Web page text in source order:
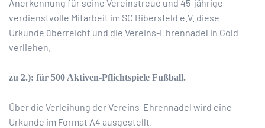
Anerkennung für seine Vereinstreue und 45-jährige
verdienstvolle Mitarbeit im SC Bibersfeld e.V. diese
Urkunde überreicht und die Vereins-Ehrennadel in Gold
verliehen.
zu 2.): für 500 Aktiven-Pflichtspiele Fußball.
Über die Verleihung der Vereins-Ehrennadel wird eine
Urkunde im Format A4 ausgestellt.